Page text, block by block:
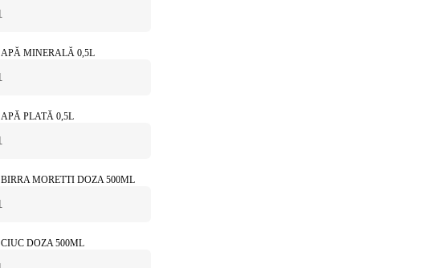
APĂ MINERALĂ 0,5L
APĂ PLATĂ 0,5L
BIRRA MORETTI DOZA 500ML
CIUC DOZA 500ML